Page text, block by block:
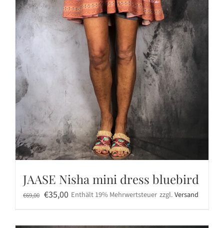
JAASE Nisha mini dress bluebird
€69,00 Ursprünglicher
€35,00Aktueller
Enthält 19% Mehrwertsteuer zzgl.Versand